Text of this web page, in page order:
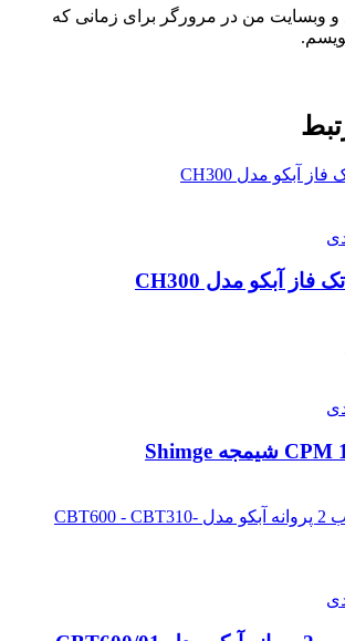
و وبسایت من در مرورگر برای زمانی که